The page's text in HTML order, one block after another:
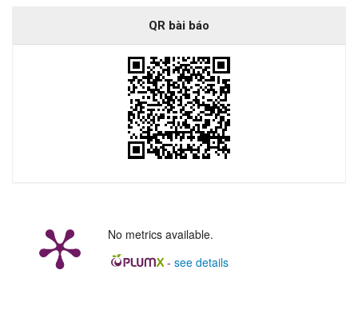
QR bài báo
No metrics available.
- see details